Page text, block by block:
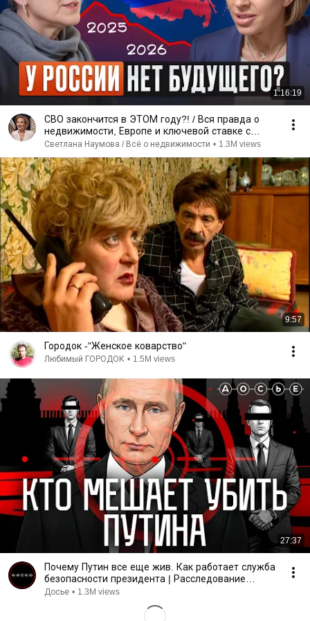
1:16:19
СВО закончится в ЭТОМ году?! / Вся правда о
недвижимости, Европе и ключевой ставке с
Каринэ Геворгян
Светлана Наумова / Всё о недвижимости • 1.3M views
9:57
Городок -"Женское коварство"
Любимый ГОРОДОК • 1.5M views
27:37
Почему Путин все еще жив. Как работает служба
безопасности президента | Расследование
Центра «Досье»
Досье • 1.3M views